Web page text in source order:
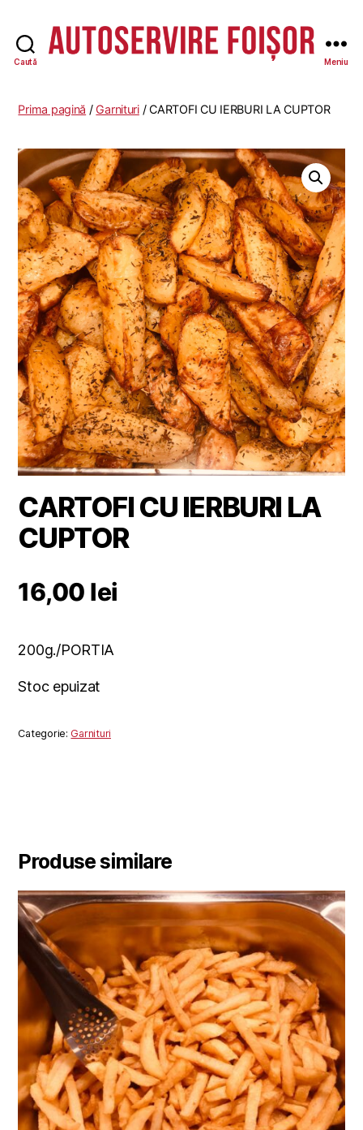
Caută
-
Meniu
Prima pagină /Garnituri/ CARTOFI CU IERBURI LA CUPTOR
CARTOFI CU IERBURI LA
CUPTOR
16,00 lei
200g./PORTIA
Stoc epuizat
Categorie: Garnituri
Produse similare